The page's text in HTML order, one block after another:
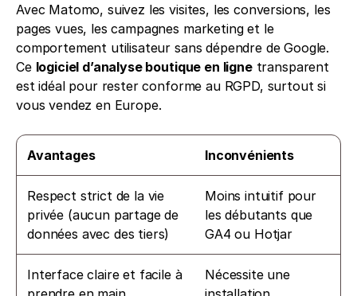
Avec Matomo, suivez les visites, les conversions, les
pages vues, les campagnes marketing et le
comportement utilisateur sans dépendre de Google.
Ce logiciel d’analyse boutique en ligne transparent
est idéal pour rester conforme au RGPD, surtout si
vous vendez en Europe.
Avantages Inconvénients
Respect strict de la vie
privée (aucun partage de
données avec des tiers)
Moins intuitif pour
les débutants que
GA4 ou Hotjar
Interface claire et facile à
Nécessite une